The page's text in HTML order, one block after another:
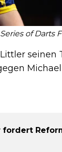
of Darts
seinen
fordert